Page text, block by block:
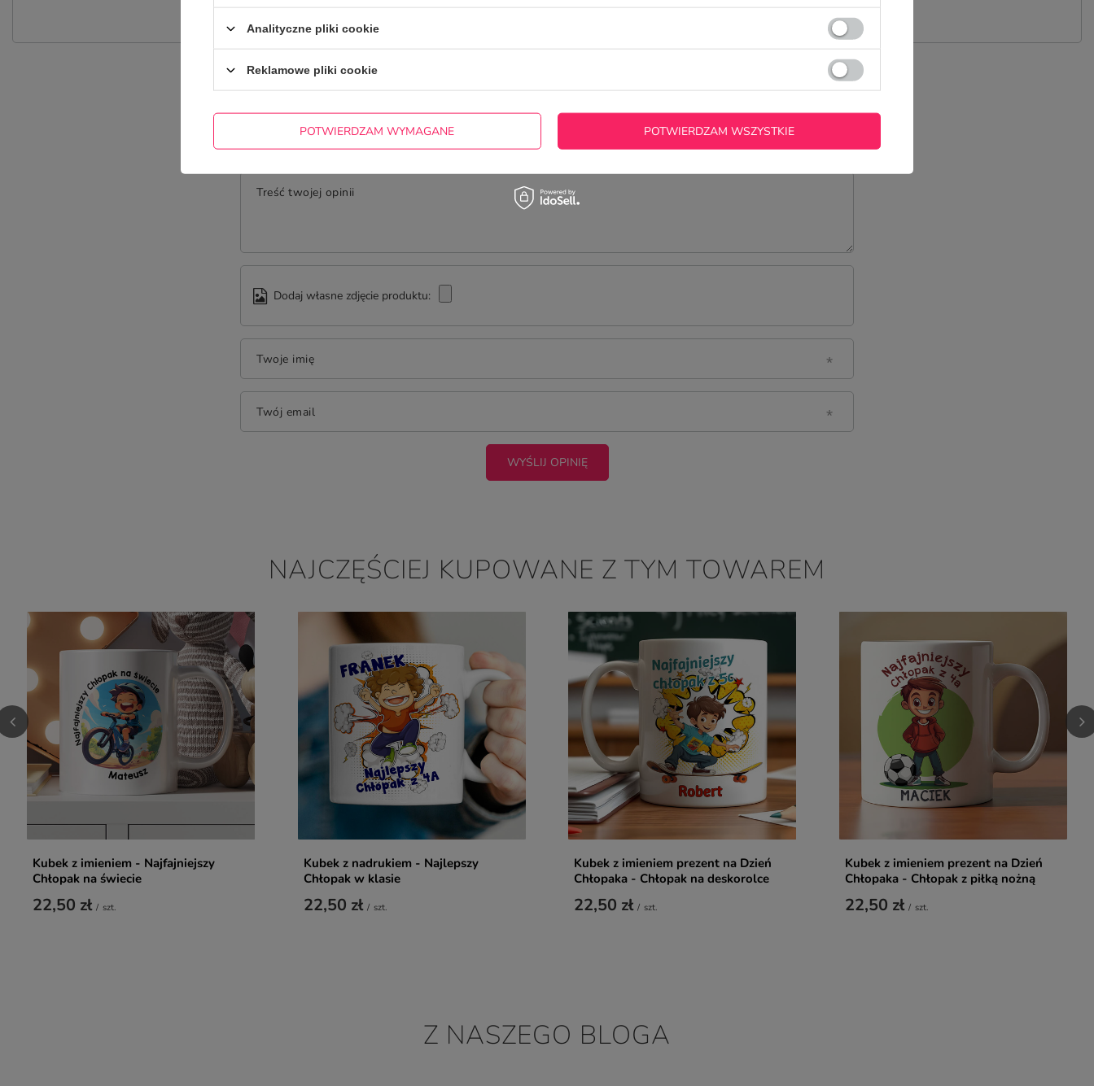
Twoja ocena:
Treść twojej opinii
Dodaj własne zdjęcie produktu:
Twoje imię
Twój email
WYŚLIJ OPINIĘ
NAJCZĘŚCIEJ KUPOWANE Z TYM TOWAREM
Kubek z imieniem - Najfajniejszy
Chłopak na świecie
22,50 zł / szt.
Kubek z nadrukiem - Najlepszy
Chłopak w klasie
22,50 zł / szt.
Kubek z imieniem prezent na Dzień
Chłopaka - Chłopak na deskorolce
22,50 zł / szt.
Kubek z imieniem prezent na Dzień
Chłopaka - Chłopak z piłką nożną
22,50 zł / szt.
Z NASZEGO BLOGA
Analityczne pliki cookie
Reklamowe pliki cookie
POTWIERDZAM WYMAGANE POTWIERDZAM WSZYSTKIE